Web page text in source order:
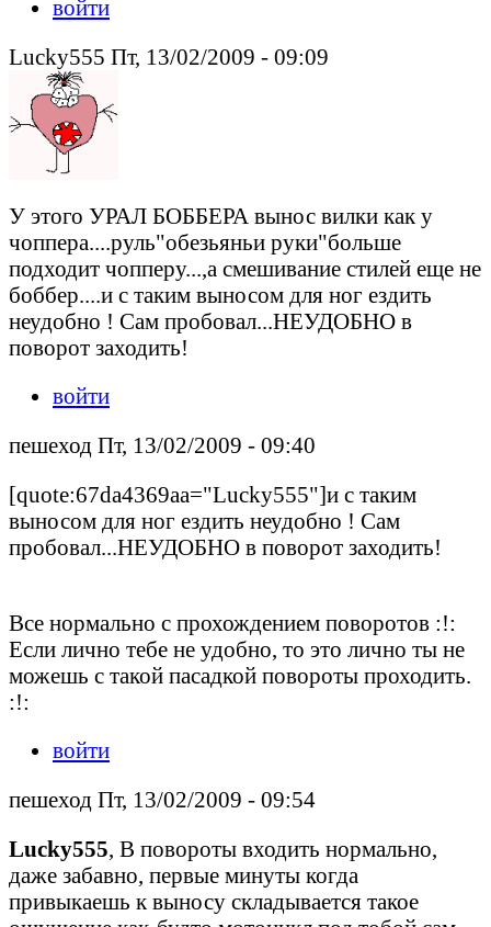
войти
Lucky555 Пт, 13/02/2009 - 09:09
У этого УРАЛ БОББЕРА вынос вилки как у
чоппера....руль"обезьяньи руки"больше
подходит чопперу...,а смешивание стилей еще не
боббер....и с таким выносом для ног ездить
неудобно ! Сам пробовал...НЕУДОБНО в
поворот заходить!
войти
пешеход Пт, 13/02/2009 - 09:40
[quote:67da4369aa="Lucky555"]и с таким
выносом для ног ездить неудобно ! Сам
пробовал...НЕУДОБНО в поворот заходить!
Все нормально с прохождением поворотов :!:
Если лично тебе не удобно, то это лично ты не
можешь с такой пасадкой повороты проходить.
:!:
войти
пешеход Пт, 13/02/2009 - 09:54
Lucky555, В повороты входить нормально,
даже забавно, первые минуты когда
привыкаешь к выносу складывается такое